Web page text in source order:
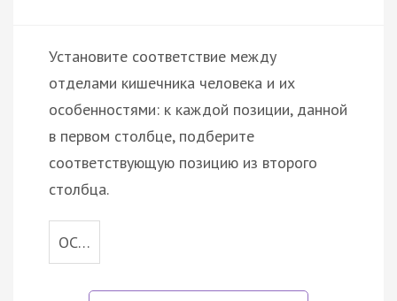
Установите соответствие между
отделами кишечника человека и их
особенностями: к каждой позиции, данной
в первом столбце, подберите
соответствующую позицию из второго
столбца.
ОС…